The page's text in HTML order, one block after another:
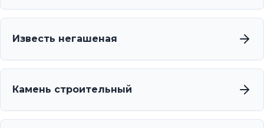
Известь негашеная
Камень строительный